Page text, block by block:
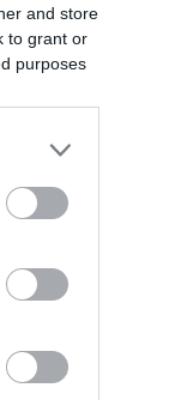
and store
to grant or
purposes